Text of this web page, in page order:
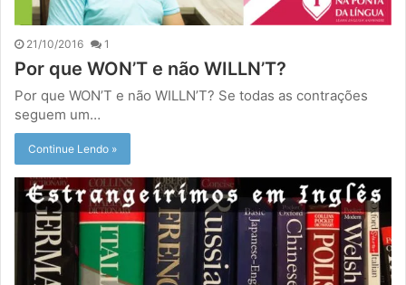
21/10/2016 1
Por que WON’T e não WILLN’T?
Por que WON’T e não WILLN’T? Se todas as contrações
seguem um…
Continue Lendo »